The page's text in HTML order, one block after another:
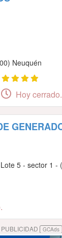
Neuquén
Hoy cerrado.
5 - sector 1 -
PUBLICIDAD GCAds